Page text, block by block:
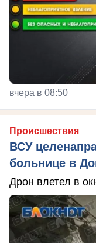
вчера в 08:50
Происшествия
ВСУ
больнице в
Дрон влетел в